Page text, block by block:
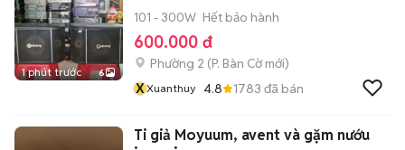
1 phút trước 6
101 - 300W Hết bảo hành
600.000 đ
Phường 2 (P. Bàn Cờmới)
XXuanthuy 4.8 1783 đã bán
Ti giả Moyuum, avent và gặm nướu